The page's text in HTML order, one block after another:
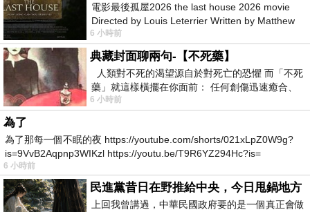
電影最後孤屋2026 the last house 2026 movie
Directed by Louis Leterrier Written by Matthew
Robinson Starring Greta Lee Wa
6 小時前
典藏封面聊兩句-【不死藥】
人類對不死的渴望源自於對死亡的恐懼 而「不死
藥」就這樣橫擺在你面前： 任何創傷迅速癒合、
停止衰老、痛覺消失…堪
6 小時前
為了
為了那每一個不眠的夜 https://youtube.com/shorts/021xLpZ0W9g?
is=9VvB2Aqpnp3WIKzl https://youtu.be/T9R6YZ294Hc?is=
6 小時前
民進黨昔日在野推給中央，今日甩鍋地方
上回我曾講過，中華民國政府要的是一個真正會做